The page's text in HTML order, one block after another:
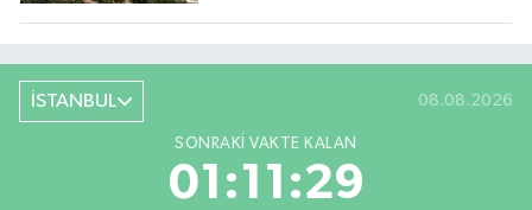
İSTANBUL 08.08.2026
SONRAKI VAKTE KALAN
01:11:27